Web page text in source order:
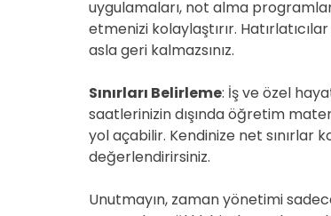
uygulamaları, not alma
etmenizi kolaylaştırır.
asla geri kalmazsınız.
Sınırları Belirleme: İş ve özel
saatlerinizin dışında öğretim
yol açabilir. Kendinize net sınırlar
değerlendirirsiniz.
Unutmayın, zaman yönetimi